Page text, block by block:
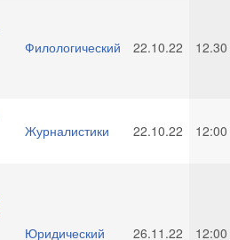
Филологический 22.10.22 12.30
Журналистики 22.10.22 12:00
Юридический 26.11.22 12:00